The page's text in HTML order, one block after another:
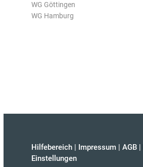
WG Göttingen
WG Hamburg
Hilfebereich | Impressum | AGB |
Einstellungen